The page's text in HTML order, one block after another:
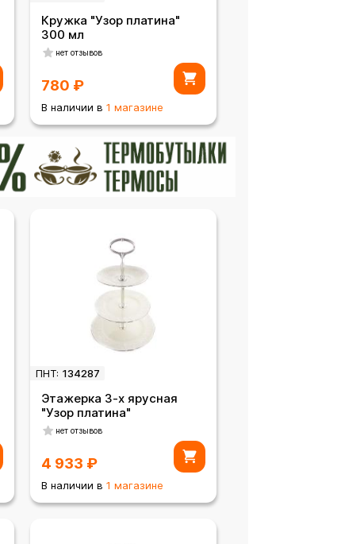
Кружка "Узор платина"
300 мл
нет отзывов
780 ₽
В наличии в 1 магазине
ПНТ: 134287
Этажерка 3-х ярусная
"Узор платина"
нет отзывов
4 933 ₽
В наличии в 1 магазине